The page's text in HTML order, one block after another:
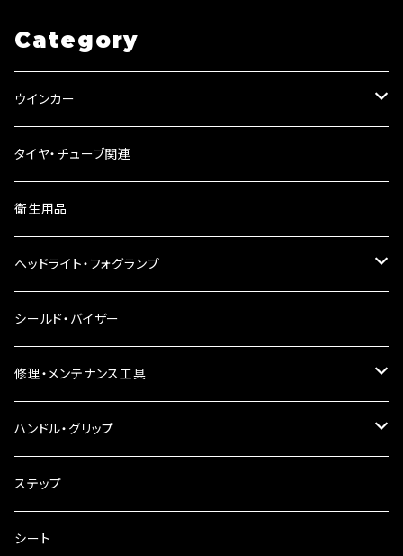
Category
ウインカー
ウインカーリレー
ウインカーレンズ
LEDウインカー
電球型ウインカー
バードゲージウインカー
ウインカークランプ
タイヤ・チューブ関連
衛生用品
ヘッドライト・フォグランプ
ヘッドライト
フォグランプ
配線・リレー
シールド・バイザー
修理・メンテナンス工具
インテークマニホールド
電装・配線・キボシ等
キャブレター
ハンドル・グリップ
グリップ
バーハン
ステップ
シート